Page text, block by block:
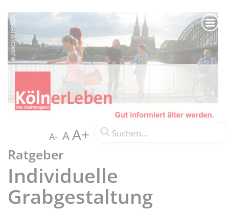
A- AA+
Ratgeber
Individuelle
Grabgestaltung